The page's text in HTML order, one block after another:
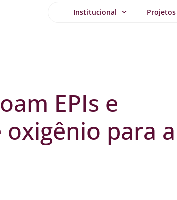
Institucional Projetos
EPIs e
para a